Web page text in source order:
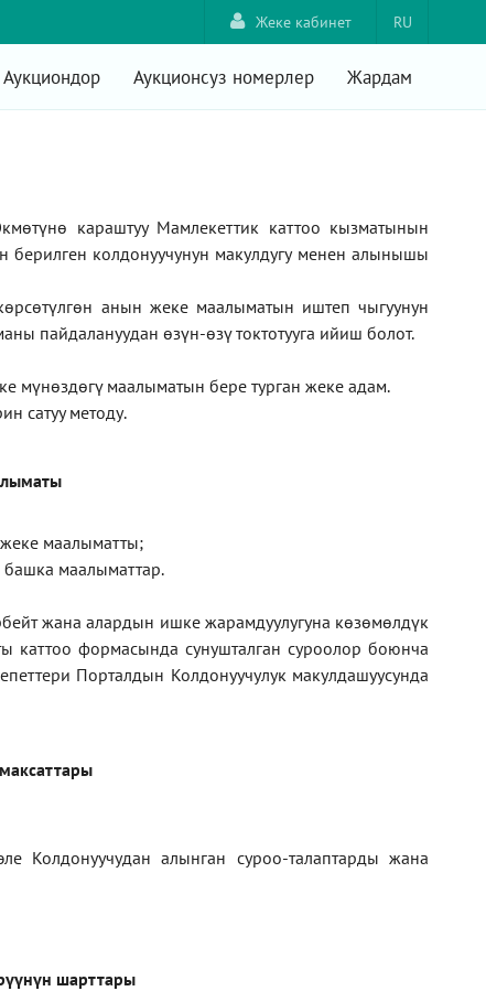
RU
Жеке кабинет
Аукциондор Аукционсуз номерлер Жардам
караштуу Мамлекеттик каттоо кызматынын
колдонуучунун макулдугу менен алынышы
анын жеке маалыматын иштеп чыгуунун
пайдалануудан өзүн-өзү токтотууга ийиш болот.
мүнөздөгү маалыматын бере турган жеке адам.
сатуу методу.
жеке маалыматты;
маалыматтар.
жана алардын ишке жарамдуулугуна көзөмөлдүк
каттоо формасында сунушталган суроолор боюнча
Порталдын Колдонуучулук макулдашуусунда
Колдонуучудан алынган суроо-талаптарды жана
шарттары